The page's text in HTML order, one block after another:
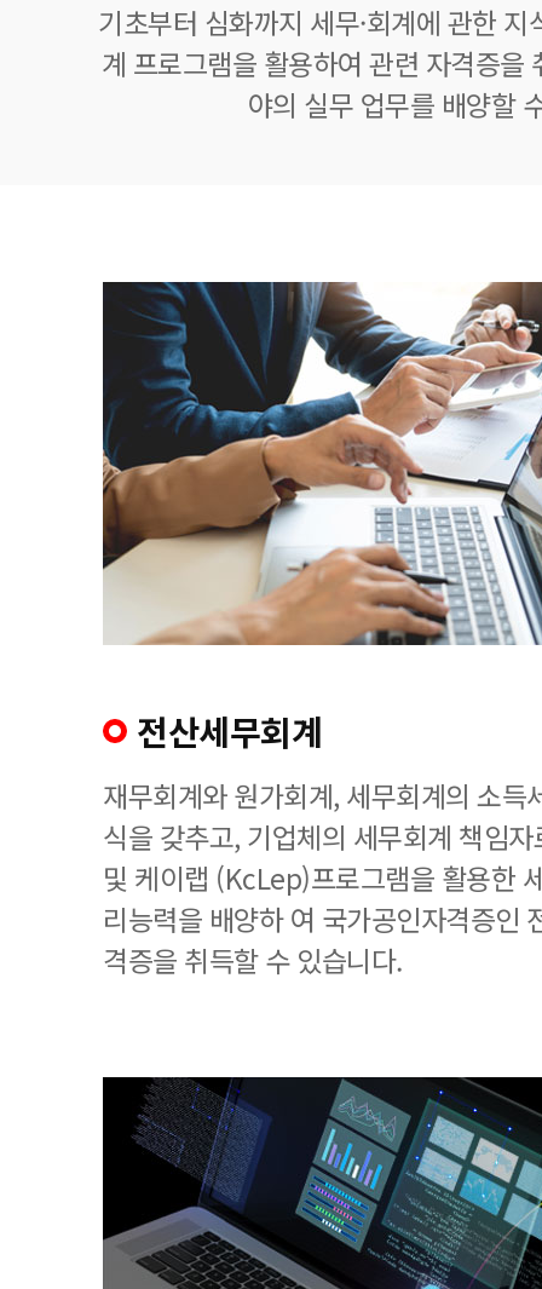
기초부터 심화까지 세무·회계에 관한
계 프로그램을 활용하여 관련 자격증을
야의 실무 업무를 배양할
전산세무회계
재무회계와 원가회계, 세무회계의 소득
식을 갖추고, 기업체의 세무회계 책임
및 케이랩 (KcLep)프로그램을 활용한
리능력을 배양하 여 국가공인자격증인
격증을 취득할 수 있습니다.